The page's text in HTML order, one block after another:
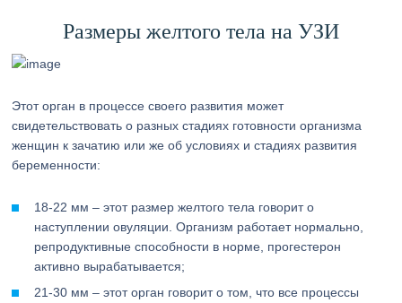
Размеры желтого тела на УЗИ
Этот орган в процессе своего развития может
свидетельствовать о разных стадиях готовности организма
женщин к зачатию или же об условиях и стадиях развития
беременности:
18-22 мм – этот размер желтого тела говорит о
наступлении овуляции. Организм работает нормально,
репродуктивные способности в норме, прогестерон
активно вырабатывается;
21-30 мм – этот орган говорит о том, что все процессы